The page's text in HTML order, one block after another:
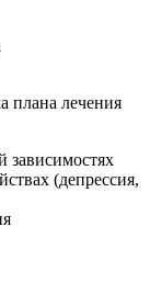
плана лечения
зависимостях
(депрессия,